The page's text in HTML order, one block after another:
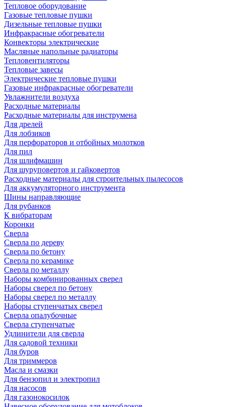
Тепловое оборудование
Газовые тепловые пушки
Дизельные тепловые пушки
Инфракрасные обогреватели
Конвекторы электрические
Масляные напольные радиаторы
Тепловентиляторы
Тепловые завесы
Электрические тепловые пушки
Газовые инфракрасные обогреватели
Увлажнители воздуха
Расходные материалы
Расходные материалы для инструмена
Для дрелей
Для лобзиков
Для перфораторов и отбойных молотков
Для пил
Для шлифмашин
Для шуруповертов и гайковертов
Расходные материалы для строительных пылесосов
Для аккумуляторного инструмента
Шины направляющие
Для рубанков
К вибраторам
Коронки
Сверла
Сверла по дереву
Сверла по бетону
Сверла по керамике
Сверла по металлу
Наборы комбинированных сверел
Наборы сверел по бетону
Наборы сверел по металлу
Наборы ступенчатых сверел
Сверла опалубочные
Сверла ступенчатые
Удлинители для сверла
Для садовой техники
Для буров
Для триммеров
Масла и смазки
Для бензопил и электропил
Для насосов
Для газонокосилок